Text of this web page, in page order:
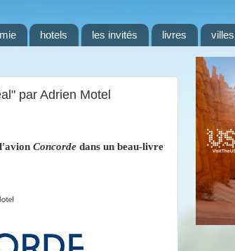
hotels les invités livres villes
par Adrien Motel
Concorde dans un beau-livre